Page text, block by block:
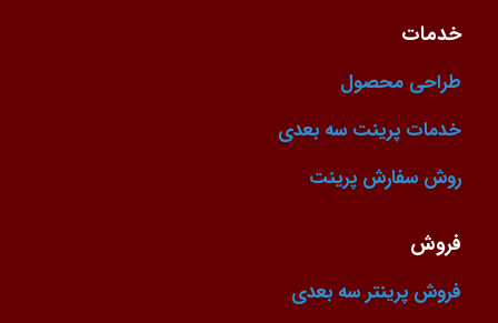
خدمات
طراحی محصول
خدمات پرینت سه بعدی
روش سفارش پرینت
فروش
فروش پرینتر سه بعدی